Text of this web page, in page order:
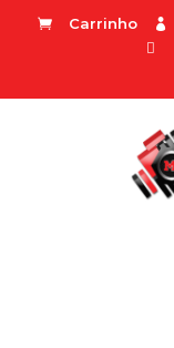
 Carrinho 
